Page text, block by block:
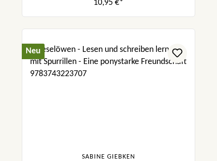
10,95 €*
Neu
SABINE GIEBKEN